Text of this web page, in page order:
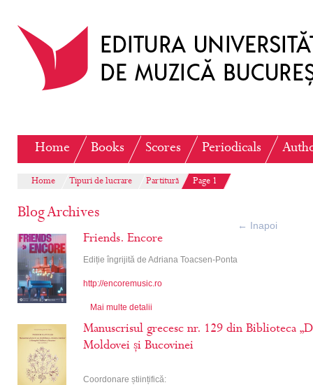
Home Books Scores Periodicals
Home Tipuri de lucrare Partitură Page 1
Blog Archives
Friends. Encore
Ediție îngrijită de Adriana Toacsen-Ponta
http://encoremusic.ro
Mai multe detalii
Manuscrisul grecesc nr. 129 din Biblioteca
Moldovei și Bucovinei
Coordonare științifică:
← Inapoi